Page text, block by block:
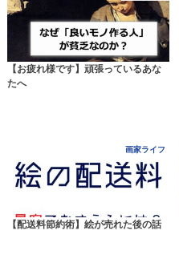
【お疲れ様です】頑張っているあな
たへ
画家ライフ
【配送料節約術】絵が売れた後の話